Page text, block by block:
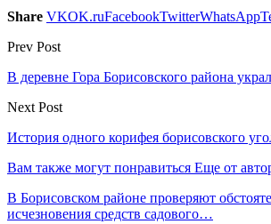
Share VKOK.ruFacebookTwitterWhatsApp
Prev Post
В деревне Гора Борисовского района
Next Post
История одного корифея борисовского
Вам также могут понравиться Еще от
В Борисовском районе проверяют
исчезновения средств садового…